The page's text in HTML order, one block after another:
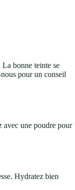
bonne teinte se
pour un conseil
une poudre pour
Hydratez bien